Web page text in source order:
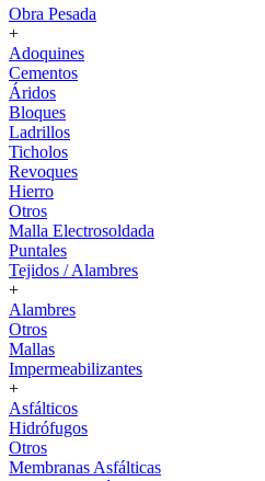
Obra Pesada
+
Adoquines
Cementos
Áridos
Bloques
Ladrillos
Ticholos
Revoques
Hierro
Otros
Malla Electrosoldada
Puntales
Tejidos / Alambres
+
Alambres
Otros
Mallas
Impermeabilizantes
+
Asfálticos
Hidrófugos
Otros
Membranas Asfálticas